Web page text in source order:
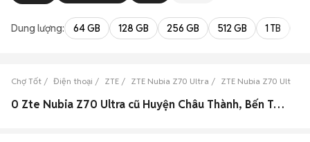
Dung lượng: 64 GB 128 GB 256 GB 512 GB 1 TB
Chợ Tốt Điện thoại ZTE ZTE Nubia Z70 Ultra ZTE Nubia Z70 Ultra
0 Zte Nubia Z70 Ultra cũ Huyện Châu Thành, Bến Tre đẹp